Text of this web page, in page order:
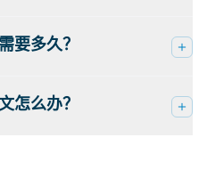
要多久？
怎么办？